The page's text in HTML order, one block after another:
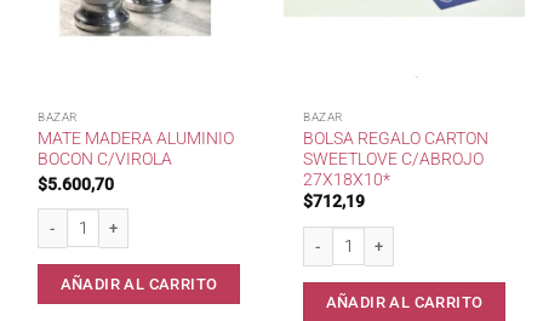
BAZAR
MATE MADERA ALUMINIO
BOCON C/VIROLA
$5.600,70
Mate Madera Aluminio Bocon c/Virola cantidad
AÑADIR AL CARRITO
BAZAR
BOLSA REGALO CARTON
SWEETLOVE C/ABROJO
27X18X10*
$712,19
AÑADIR AL CARRITO